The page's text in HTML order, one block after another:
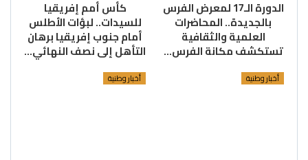
الدورة الـ17 لمعرض الفرس
بالجديدة.. المحاضرات
العلمية والثقافية
تستكشف مكانة الفرس…
كأس أمم إفريقيا
للسيدات.. لبؤات الأطلس
أمام جنوب إفريقيا برهان
التأهل إلى نصف النهائي…
أخبار وطنية أخبار وطنية